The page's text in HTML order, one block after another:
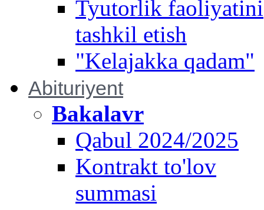
Tyutorlik faoliyatini
tashkil etish
"Kelajakka qadam"
Abituriyent
Bakalavr
Qabul 2024/2025
Kontrakt to'lov
summasi